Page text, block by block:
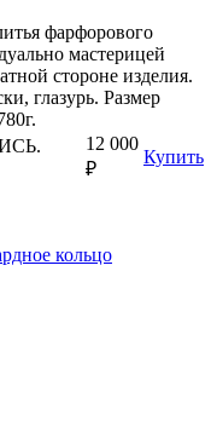
фарфорового
мастерицей
стороне изделия.
глазурь. Размер
12 000
₽
Купить
кольцо